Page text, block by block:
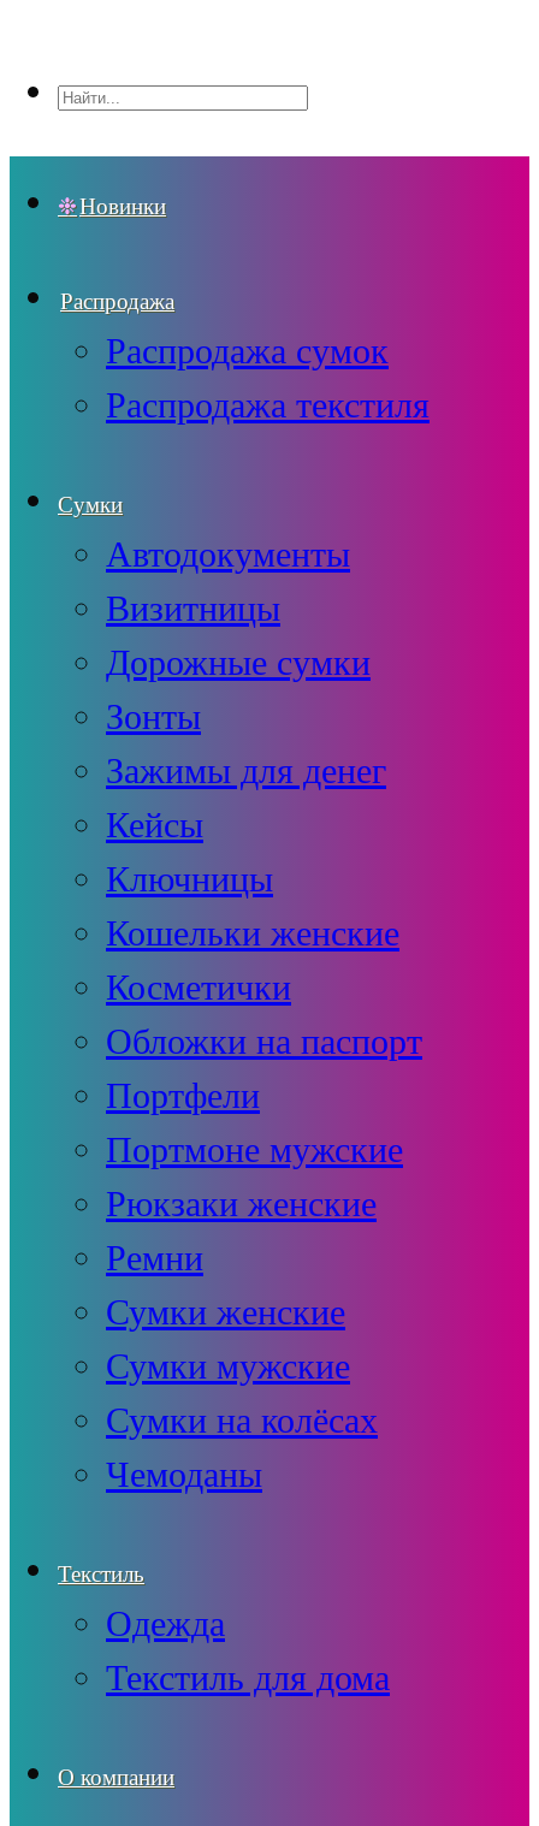
Новинки
Распродажа
Распродажа сумок
Распродажа текстиля
Сумки
Автодокументы
Визитницы
Дорожные сумки
Зонты
Зажимы для денег
Кейсы
Ключницы
Кошельки женские
Косметички
Обложки на паспорт
Портфели
Портмоне мужские
Рюкзаки женские
Ремни
Сумки женские
Сумки мужские
Сумки на колёсах
Чемоданы
Текстиль
Одежда
Текстиль для дома
О компании